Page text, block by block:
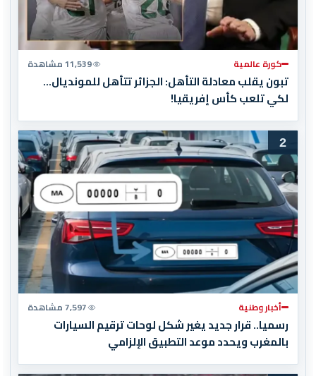
كورة عالمية 11,539 مشاهدة
تبون يقلب معادلة التأهل: الجزائر تتأهل للمونديال…
لكي تلعب كأس إفريقيا!
2
أخبار وطنية 7,597 مشاهدة
رسميا.. قرار جديد يغير شكل لوحات ترقيم السيارات
بالمغرب ويحدد موعد التطبيق الإلزامي